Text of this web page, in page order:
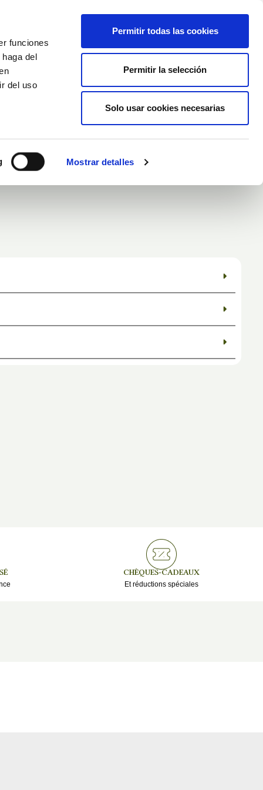
funciones
del
del uso
Mostrar detalles
Permitir todas las cookies
Permitir la selección
Solo usar cookies necesarias
Connexion
Microbiote
Peau Microbiote
CHÈQUES-CADEAUX
Et réductions spéciales